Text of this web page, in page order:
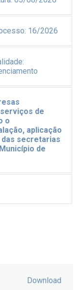
16/2026
de
o
aplicação
secretarias
de
Download